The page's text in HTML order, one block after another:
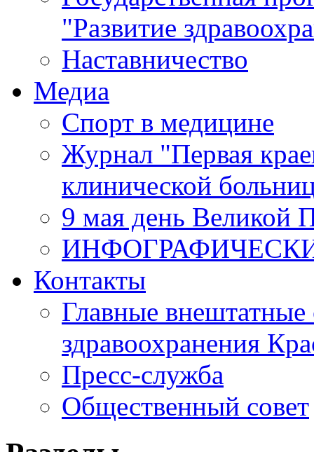
"Развитие
Наставничество
Медиа
Спорт в медицине
Журнал "Первая
клинической
9 мая день Великой
Контакты
Главные внештатные
здравоохранения
Пресс-служба
Общественный совет